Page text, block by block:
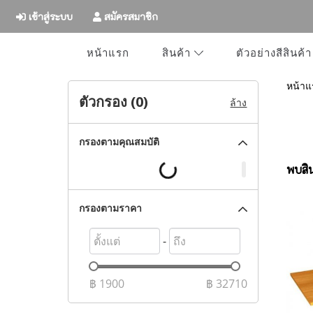
เข้าสู่ระบบ สมัครสมาชิก
หน้าแรก สินค้า ตัวอย่างสีสินค้า
หน้าแ
พบสิ
ตัวกรอง (0) ล้าง
กรองตามคุณสมบัติ
กรองตามราคา
-
฿ 1900 ฿ 32710